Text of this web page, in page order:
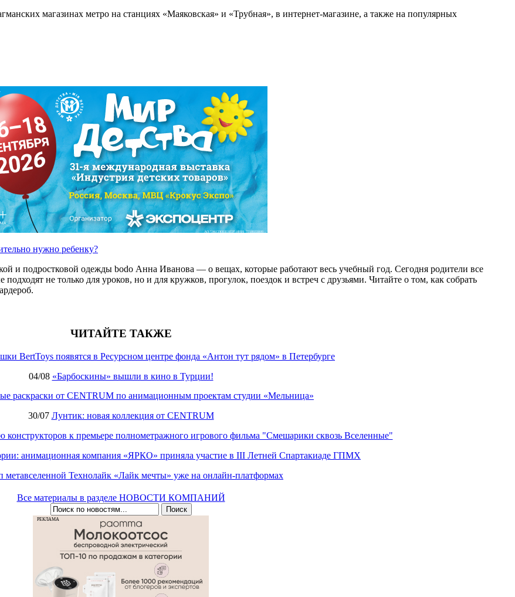
магазинах метро на станциях «Маяковская» и «Трубная», в интернет-магазине, а также на популярных
АО "ЭКСПОЦЕНТР" ИНН: 7718033809
нужно ребенку?
и подростковой одежды bodo Анна Иванова — о вещах, которые работают весь учебный год. Сегодня родители все
не только для уроков, но и для кружков, прогулок, поездок и встреч с друзьями. Читайте о том, как собрать
ЧИТАЙТЕ ТАКЖЕ
BertToys появятся в Ресурсном центре фонда «Антон тут рядом» в Петербурге
04/08 «Барбоскины» вышли в кино в Турции!
раскраски от CENTRUM по анимационным проектам студии «Мельница»
30/07 Лунтик: новая коллекция от CENTRUM
конструкторов к премьере полнометражного игрового фильма "Смешарики сквозь Вселенные"
анимационная компания «ЯРКО» приняла участие в III Летней Спартакиаде ГПМХ
метавселенной Технолайк «Лайк мечты» уже на онлайн-платформах
Все материалы в разделе НОВОСТИ КОМПАНИЙ
РЕКЛАМА